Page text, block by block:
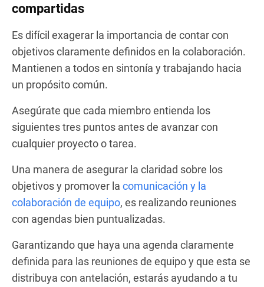
compartidas
Es difícil exagerar la importancia de contar con
objetivos claramente definidos en la colaboración.
Mantienen a todos en sintonía y trabajando hacia
un propósito común.
Asegúrate que cada miembro entienda los
siguientes tres puntos antes de avanzar con
cualquier proyecto o tarea.
Una manera de asegurar la claridad sobre los
objetivos y promover la comunicación y la
colaboración de equipo, es realizando reuniones
con agendas bien puntualizadas.
Garantizando que haya una agenda claramente
definida para las reuniones de equipo y que esta se
distribuya con antelación, estarás ayudando a tu